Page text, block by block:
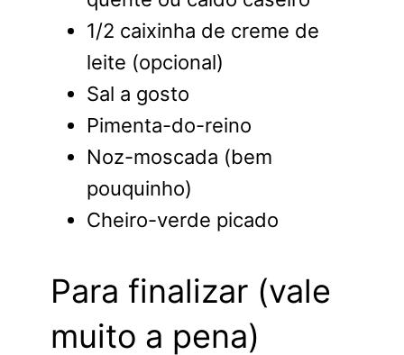
1/2 caixinha de creme de
leite (opcional)
Sal a gosto
Pimenta-do-reino
Noz-moscada (bem
pouquinho)
Cheiro-verde picado
Para finalizar (vale
muito a pena)